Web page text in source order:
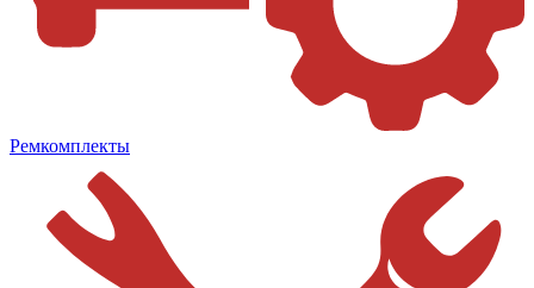
Ремкомплекты